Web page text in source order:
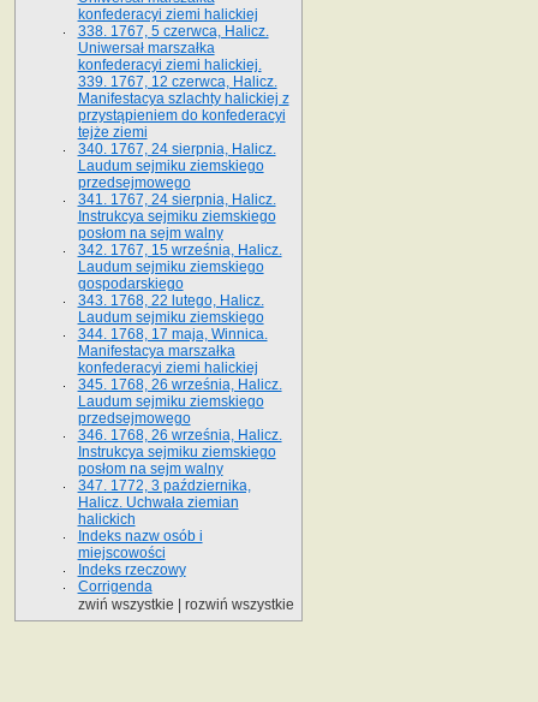
konfederacyi ziemi halickiej
338. 1767, 5 czerwca, Halicz.
Uniwersał marszałka
konfederacyi ziemi halickiej.
339. 1767, 12 czerwca, Halicz.
Manifestacya szlachty halickiej z
przystąpieniem do konfederacyi
tejże ziemi
340. 1767, 24 sierpnia, Halicz.
Laudum sejmiku ziemskiego
przedsejmowego
341. 1767, 24 sierpnia, Halicz.
Instrukcya sejmiku ziemskiego
posłom na sejm walny
342. 1767, 15 września, Halicz.
Laudum sejmiku ziemskiego
gospodarskiego
343. 1768, 22 lutego, Halicz.
Laudum sejmiku ziemskiego
344. 1768, 17 maja, Winnica.
Manifestacya marszałka
konfederacyi ziemi halickiej
345. 1768, 26 września, Halicz.
Laudum sejmiku ziemskiego
przedsejmowego
346. 1768, 26 września, Halicz.
Instrukcya sejmiku ziemskiego
posłom na sejm walny
347. 1772, 3 października,
Halicz. Uchwała ziemian
halickich
Indeks nazw osób i
miejscowości
Indeks rzeczowy
Corrigenda
zwiń wszystkie
rozwiń wszystkie